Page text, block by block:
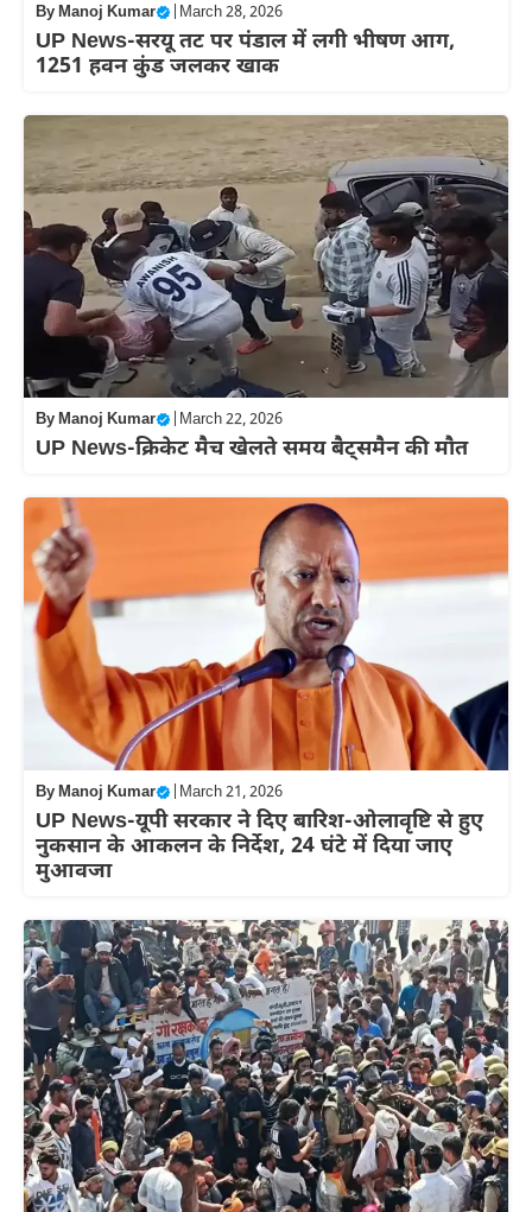
ByManoj Kumar March 28, 2026
UP News-सरयू तट पर पंडाल में लगी भीषण आग,
1251 हवन कुंड जलकर खाक
ByManoj Kumar March 22, 2026
UP News-क्रिकेट मैच खेलते समय बैट्समैन की मौत
ByManoj Kumar March 21, 2026
UP News-यूपी सरकार ने दिए बारिश-ओलावृष्टि से हुए
नुकसान के आकलन के निर्देश, 24 घंटे में दिया जाए
मुआवजा